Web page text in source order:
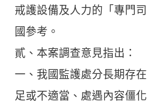
戒護設備及人力的「專門
國參考。
貳、本案調查意見指出：
一、我國監護處分長期存
足或不適當、處遇內容僵